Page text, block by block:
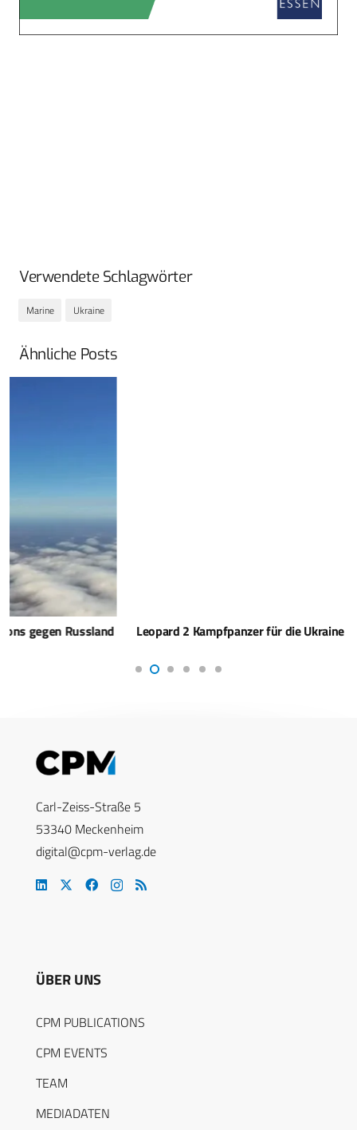
Verwendete Schlagwörter
Marine Ukraine
Ähnliche Posts
Leopard 2 Kampfpanzer für die Ukraine
Carl-Zeiss-Straße 5
53340 Meckenheim
digital@cpm-verlag.de
ÜBER UNS
CPM PUBLICATIONS
CPM EVENTS
TEAM
MEDIADATEN